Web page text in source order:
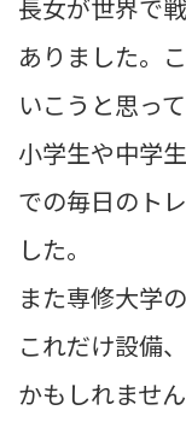
長女が世界で
ありました。
いこうと思って
小学生や中学
での毎日のト
した。
また専修大学
これだけ設備
かもしれません